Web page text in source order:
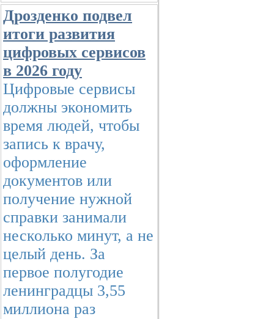
Дрозденко подвел
итоги развития
цифровых сервисов
в 2026 году
Цифровые сервисы
должны экономить
время людей, чтобы
запись к врачу,
оформление
документов или
получение нужной
справки занимали
несколько минут, а не
целый день. За
первое полугодие
ленинградцы 3,55
миллиона раз